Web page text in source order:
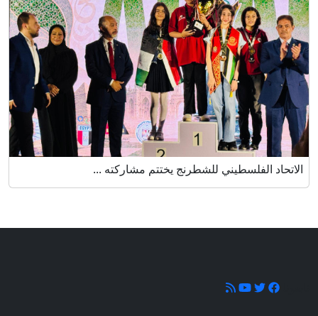
الاتحاد الفلسطيني للشطرنج يختتم مشاركته ...